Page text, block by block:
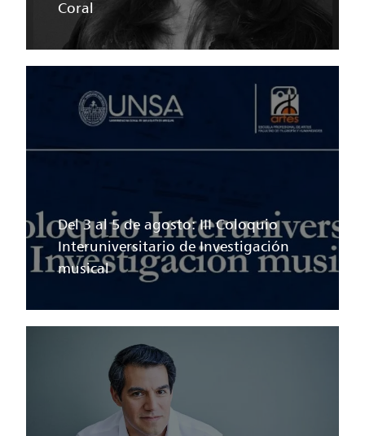
Coral
Del 3 al 5 de agosto: III Coloquio
Interuniversitario de Investigación
musical